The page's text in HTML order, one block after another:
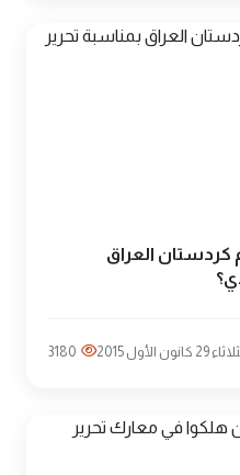
كردستان العراق
29 كانون الأول 2015 3180